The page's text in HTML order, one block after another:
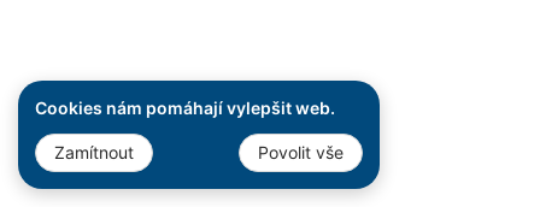
Cookies nám pomáhají vylepšit web.
Zamítnout Povolit vše